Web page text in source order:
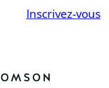
Inscrivez-vous